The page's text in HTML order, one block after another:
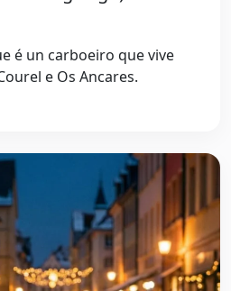
é un carboeiro que vive
e Os Ancares.